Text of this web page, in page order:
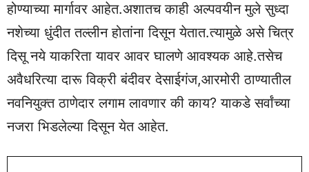
होण्याच्या मार्गावर आहेत.अशातच काही अल्पवयीन मुले सुध्दा
नशेच्या धुंदीत तल्लीन होतांना दिसून येतात.त्यामुळे असे चित्र
दिसू नये याकरिता यावर आवर घालणे आवश्यक आहे.तसेच
अवैधरित्या दारू विक्री बंदीवर देसाईगंज,आरमोरी ठाण्यातील
नवनियुक्त ठाणेदार लगाम लावणार की काय? याकडे सर्वांच्या
नजरा भिडलेल्या दिसून येत आहेत.